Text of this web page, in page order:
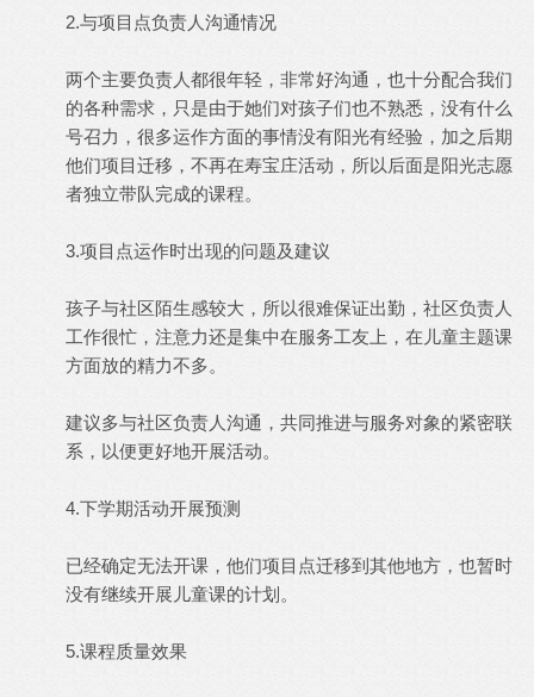
2.与项目点负责人沟通情况
两个主要负责人都很年轻，非常好沟通，也十分配合我们
的各种需求，只是由于她们对孩子们也不熟悉，没有什么
号召力，很多运作方面的事情没有阳光有经验，加之后期
他们项目迁移，不再在寿宝庄活动，所以后面是阳光志愿
者独立带队完成的课程。
3.项目点运作时出现的问题及建议
孩子与社区陌生感较大，所以很难保证出勤，社区负责人
工作很忙，注意力还是集中在服务工友上，在儿童主题课
方面放的精力不多。
建议多与社区负责人沟通，共同推进与服务对象的紧密联
系，以便更好地开展活动。
4.下学期活动开展预测
已经确定无法开课，他们项目点迁移到其他地方，也暂时
没有继续开展儿童课的计划。
5.课程质量效果